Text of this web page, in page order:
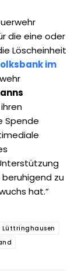
die eine oder
Löscheinheit
im
Spende
beruhigend zu
hat.“
Lüttringhausen